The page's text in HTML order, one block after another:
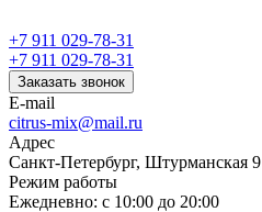
+7 911 029-78-31
+7 911 029-78-31
Заказать звонок
E-mail
citrus-mix@mail.ru
Адрес
Санкт-Петербург, Штурманская 9
Режим работы
Ежедневно: с 10:00 до 20:00